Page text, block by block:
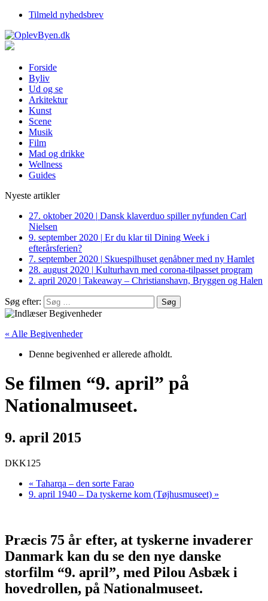
Tilmeld nyhedsbrev
Forside
Byliv
Ud og se
Arkitektur
Kunst
Scene
Musik
Film
Mad og drikke
Wellness
Guides
Nyeste artikler
27. oktober 2020 | Dansk klaverduo spiller nyfunden Carl
Nielsen
9. september 2020 | Er du klar til Dining Week i
efterårsferien?
7. september 2020 | Skuespilhuset genåbner med ny Hamlet
28. august 2020 | Kulturhavn med corona-tilpasset program
2. april 2020 | Takeaway – Christianshavn, Bryggen og Halen
Søg efter:
« Alle Begivenheder
Denne begivenhed er allerede afholdt.
Se filmen “9. april” på
Nationalmuseet.
9. april 2015
DKK125
« Taharqa – den sorte Farao
9. april 1940 – Da tyskerne kom (Tøjhusmuseet) »
Præcis 75 år efter, at tyskerne invaderer
Danmark kan du se den nye danske
storfilm “9. april”, med Pilou Asbæk i
hovedrollen, på Nationalmuseet.